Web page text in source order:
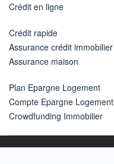
Crédit en ligne
Crédit rapide
Assurance crédit immobilier
Assurance maison
Plan Epargne Logement
Compte Epargne Logement
Crowdfunding Immobilier